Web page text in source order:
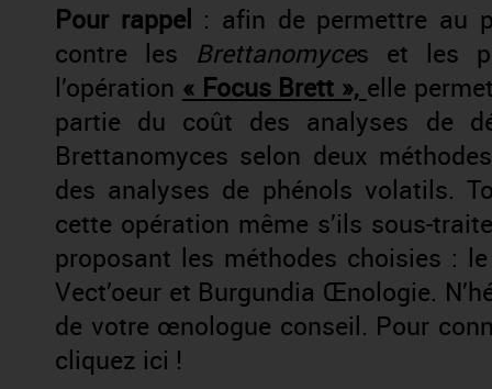
Pour rappel : afin de permettre au
contre les Brettanomyces et les
l’opération « Focus Brett », elle
partie du coût des analyses de
Brettanomyces selon deux
des analyses de phénols volatils.
cette opération même s’ils sous-
proposant les méthodes choisies :
Vect’oeur et Burgundia Œnologie.
de votre œnologue conseil. Pour
cliquez ici !